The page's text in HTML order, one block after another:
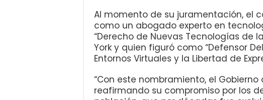
Al momento de su juramentación, el
como un abogado experto en
“Derecho de Nuevas Tecnologías de
York y quien figuró como “Defensor
Entornos Virtuales y la Libertad de
“Con este nombramiento, el Gobierno
reafirmando su compromiso por los